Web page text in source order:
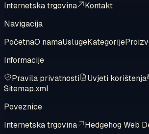
Internetska trgovina
Kontakt
Navigacija
PočetnaO namaUslugeKategorije
Informacije
Pravila privatnosti
Uvjeti korištenja
Sitemap.xml
Poveznice
Internetska trgovina
Hedgehog Web